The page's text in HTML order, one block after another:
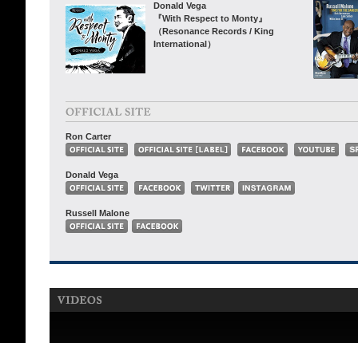
Donald Vega
『With Respect to Monty』
（Resonance Records / King
International）
Ron Carter
Donald Vega
Russell Malone